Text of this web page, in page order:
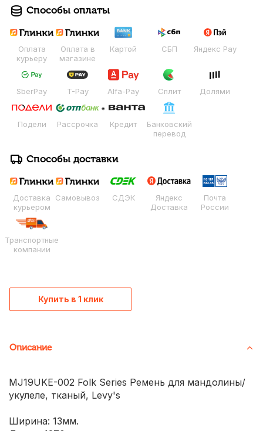
Способы оплаты
Оплата
курьеру
Оплата в
магазине
Картой СБП Яндекс Pay
SberPay T-Pay Alfa-Pay Сплит Долями
Подели Рассрочка Кредит
Банковский
перевод
Способы доставки
Доставка
курьером
Самовывоз СДЭК
Яндекс
Доставка
Почта
России
Транспортные
компании
Купить в 1 клик
Описание
MJ19UKE-002 Folk Series Ремень для мандолины/
укулеле, тканый, Levy's
Ширина: 13мм.